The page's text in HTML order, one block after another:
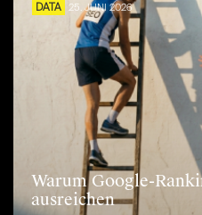
DATA 25. JUNI 2026
Warum Google-
ausreichen